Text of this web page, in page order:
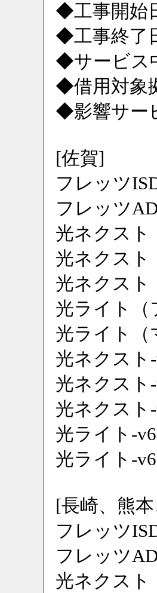
◆工事開始
◆工事終了
◆サービス
◆借用対象
◆影響サー
[佐賀]
フレッツ
フレッツ
光ネクスト
光ネクスト
光ネクスト
光ライト（
光ライト（
光ネクスト
光ネクスト
光ネクスト
光ライト-
光ライト-
[長崎、熊
フレッツ
フレッツ
光ネクスト